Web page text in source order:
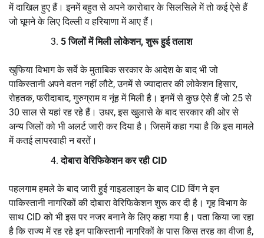
में दाखिल हुए हैं। इनमें बहुत से अपने कारोबार के सिलसिले में तो कई ऐसे हैं
जो घूमने के लिए दिल्ली व हरियाणा में आए हैं।
5 जिलों में मिली लोकेशन, शुरू हुई तलाश
खुफिया विभाग के सर्वे के मुताबिक सरकार के आदेश के बाद भी जो
पाकिस्तानी अपने वतन नहीं लौटे, उनमें से ज्यादातर की लोकेशन हिसार,
रोहतक, फरीदाबाद, गुरुग्राम व नूंह में मिली है। इनमें से कुछ ऐसे हैं जो 25 से
30 साल से यहां रह रहे हैं। उधर, इस खुलासे के बाद सरकार की ओर से
अन्य जिलों को भी अलर्ट जारी कर दिया है। जिसमें कहा गया है कि इस मामले
में कतई लापरवाही न बरतें।
दोबारा वेरिफिकेशन कर रही CID
पहलगाम हमले के बाद जारी हुई गाइडलाइन के बाद CID विंग ने इन
पाकिस्तानी नागरिकों की दोबारा वेरिफिकेशन शुरू कर दी है। गृह विभाग के
साथ CID को भी इस पर नजर बनाने के लिए कहा गया है। पता किया जा रहा
है कि राज्य में रह रहे इन पाकिस्तानी नागरिकों के पास किस तरह का वीजा है,